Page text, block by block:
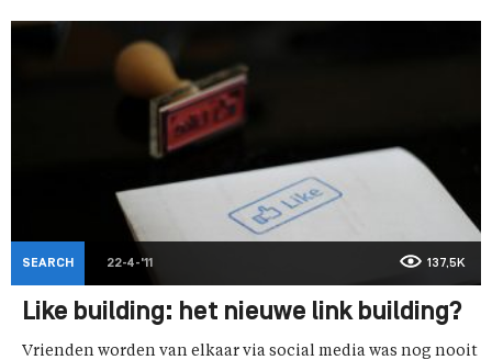
SEARCH 22-4-'11 137,5K
Like building: het nieuwe link building?
Vrienden worden van elkaar via social media was nog nooit